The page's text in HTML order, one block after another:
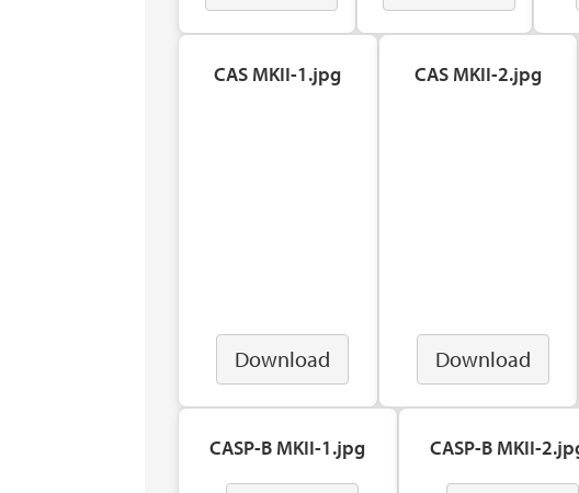
CAS MKII-1.jpg
Download
CAS MKII-2.jpg
Download
CASP-B MKII-1.jpg CASP-B MKII-